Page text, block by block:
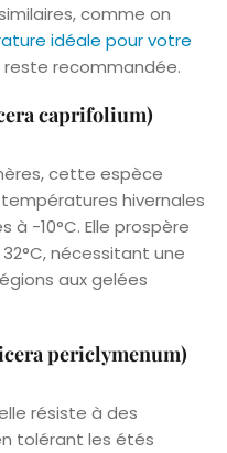
comme on
idéale pour votre
reste recommandée.
caprifolium)
cette espèce
hivernales
-10°C. Elle prospère
nécessitant une
aux gelées
periclymenum)
résiste à des
tolérant les étés